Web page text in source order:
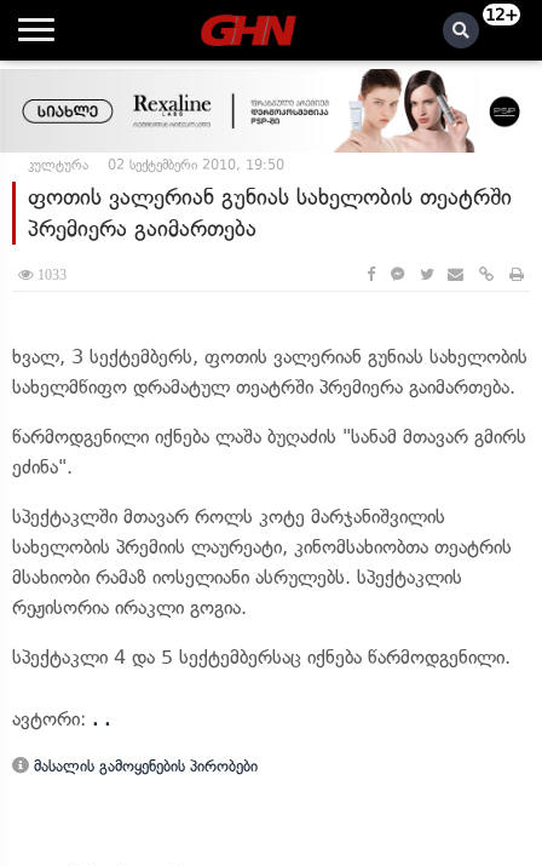
12+
კულტურა 02 სექტემბერი 2010, 19:50
ფოთის ვალერიან გუნიას სახელობის თეატრში
პრემიერა გაიმართება
1033
ხვალ, 3 სექტემბერს, ფოთის ვალერიან გუნიას სახელობის
სახელმწიფო დრამატულ თეატრში პრემიერა გაიმართება.
წარმოდგენილი იქნება ლაშა ბუღაძის "სანამ მთავარ გმირს
ეძინა".
სპექტაკლში მთავარ როლს კოტე მარჯანიშვილის
სახელობის პრემიის ლაურეატი, კინომსახიობთა თეატრის
მსახიობი რამაზ იოსელიანი ასრულებს. სპექტაკლის
რეჟისორია ირაკლი გოგია.
სპექტაკლი 4 და 5 სექტემბერსაც იქნება წარმოდგენილი.
ავტორი: . .
მასალის გამოყენების პირობები